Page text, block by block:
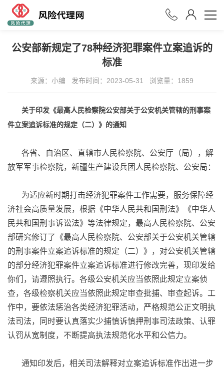
公安部新规定了78种经济犯罪案件立案追诉的
标准
来源：小编 发布时间：2023-05-31 浏览量： 1859
关于印发《最高人民检察院公安部关于公安机关管辖的刑事案
件立案追诉标准的规定（二）》的通知
各省、自治区、直辖市人民检察院、公安厅（局），解
放军军事检察院，新疆生产建设兵团人民检察院、公安局：
为适应新时期打击经济犯罪案件工作需要，服务保障经
济社会高质量发展，根据《中华人民共和国刑法》《中华人
民共和国刑事诉讼法》等法律规定，最高人民检察院、公安
部研究修订了《最高人民检察院、公安部关于公安机关管辖
的刑事案件立案追诉标准的规定（二）》，对公安机关管辖
的部分经济犯罪案件立案追诉标准进行修改完善，现印发给
你们，请遵照执行。各级公安机关应当依照此规定立案侦
查，各级检察机关应当依照此规定审查批捕、审查起诉。工
作中，要依法惩治各类经济犯罪活动，严格规范公正文明执
法司法，同时要认真落实少捕慎诉慎押刑事司法政策、认罪
认罚从宽制度，不断提高执法规范化水平和公信力。
通知印发后，相关司法解释对立案追诉标准作出进一步